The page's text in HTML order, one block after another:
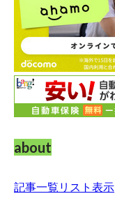
about
記事一覧リスト表示